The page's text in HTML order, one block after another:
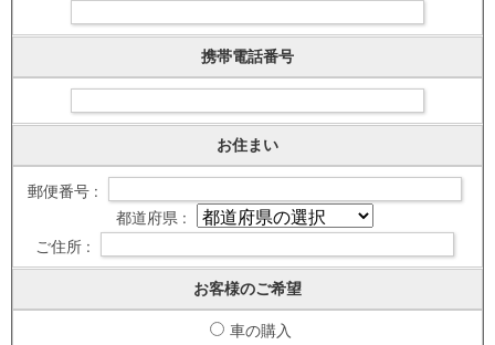
携帯電話番号
お住まい
郵便番号 :
都道府県 :
ご住所 :
お客様のご希望
車の購入